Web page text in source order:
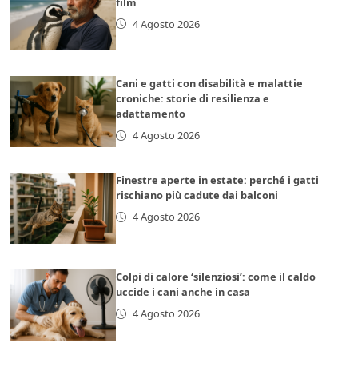
4 Agosto 2026
Cani e gatti con disabilità e malattie
croniche: storie di resilienza e
adattamento
4 Agosto 2026
Finestre aperte in estate: perché i gatti
rischiano più cadute dai balconi
4 Agosto 2026
Colpi di calore ‘silenziosi’: come il caldo
uccide i cani anche in casa
4 Agosto 2026